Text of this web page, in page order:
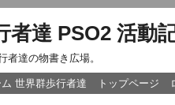
者達 PSO2 活動
者達の物書き広場。
世界群歩行者達 トップページ